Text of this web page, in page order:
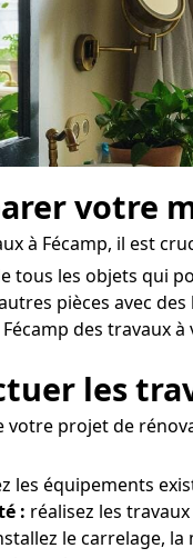
votre
à Fécamp, il est
tous les objets qui
pièces avec
des travaux
les
votre projet de
les équipements
: réalisez les
le carrelage,